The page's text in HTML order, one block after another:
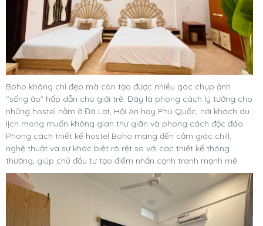
Boho không chỉ đẹp mà còn tạo được nhiều góc chụp ảnh
“sống ảo” hấp dẫn cho giới trẻ. Đây là phong cách lý tưởng cho
những hostel nằm ở Đà Lạt, Hội An hay Phú Quốc, nơi khách du
lịch mong muốn không gian thư giãn và phong cách độc đáo.
Phong cách thiết kế hostel Boho mang đến cảm giác chill,
nghệ thuật và sự khác biệt rõ rệt so với các thiết kế thông
thường, giúp chủ đầu tư tạo điểm nhấn cạnh tranh mạnh mẽ.